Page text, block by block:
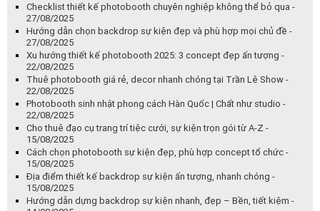
Checklist thiết kế photobooth chuyên nghiệp không thể bỏ qua -
27/08/2025
Hướng dẫn chọn backdrop sự kiện đẹp và phù hợp mọi chủ đề -
27/08/2025
Xu hướng thiết kế photobooth 2025: 3 concept đẹp ấn tượng -
22/08/2025
Thuê photobooth giá rẻ, decor nhanh chóng tại Trần Lê Show -
22/08/2025
Photobooth sinh nhật phong cách Hàn Quốc | Chất như studio -
22/08/2025
Cho thuê đạo cụ trang trí tiệc cưới, sự kiện trọn gói từ A-Z -
15/08/2025
Cách chọn photobooth sự kiện đẹp, phù hợp concept tổ chức -
15/08/2025
Địa điểm thiết kế backdrop sự kiện ấn tượng, nhanh chóng -
15/08/2025
Hướng dẫn dựng backdrop sự kiện nhanh, đẹp – Bền, tiết kiệm -